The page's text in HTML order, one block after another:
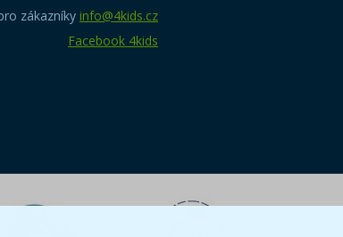
zákazníky info@4kids.cz
Facebook 4kids